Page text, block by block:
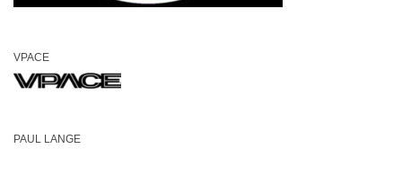
VPACE
PAUL LANGE